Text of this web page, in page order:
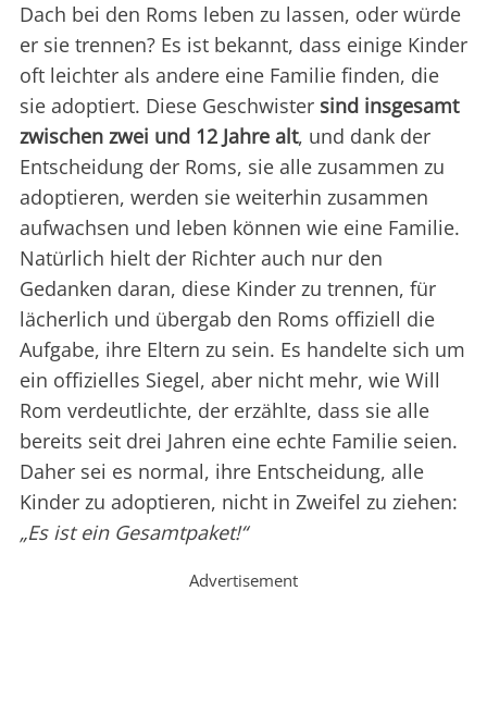
Dach bei den Roms leben zu lassen, oder würde
er sie trennen? Es ist bekannt, dass einige Kinder
oft leichter als andere eine Familie finden, die
sie adoptiert. Diese Geschwister sind insgesamt
zwischen zwei und 12 Jahre alt, und dank der
Entscheidung der Roms, sie alle zusammen zu
adoptieren, werden sie weiterhin zusammen
aufwachsen und leben können wie eine Familie.
Natürlich hielt der Richter auch nur den
Gedanken daran, diese Kinder zu trennen, für
lächerlich und übergab den Roms offiziell die
Aufgabe, ihre Eltern zu sein. Es handelte sich um
ein offizielles Siegel, aber nicht mehr, wie Will
Rom verdeutlichte, der erzählte, dass sie alle
bereits seit drei Jahren eine echte Familie seien.
Daher sei es normal, ihre Entscheidung, alle
Kinder zu adoptieren, nicht in Zweifel zu ziehen:
„Es ist ein Gesamtpaket!“
Advertisement